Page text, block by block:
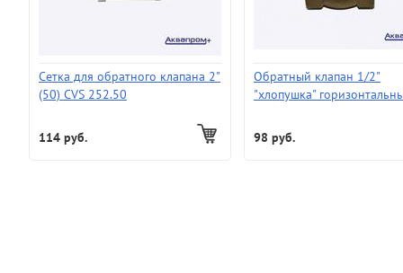
Сетка для обратного клапана 2"
(50) CVS 252.50
114 руб.
Обратный клапан 1/2"
"хлопушка"
98 руб.